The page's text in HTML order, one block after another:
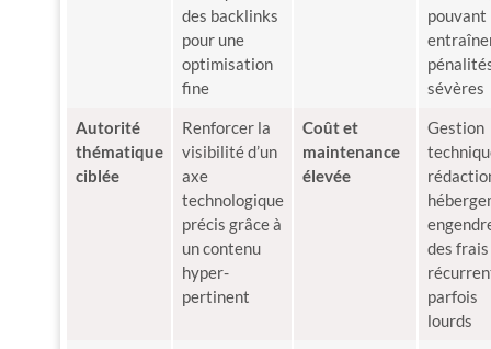
des backlinks
pour une
optimisation
fine
pouvant
sévères
Autorité
thématique
ciblée
Renforcer la
visibilité d’un
axe
technologique
précis grâce à
un contenu
hyper-
pertinent
Coût et
maintenance
élevée
Gestion
des frais
parfois
lourds